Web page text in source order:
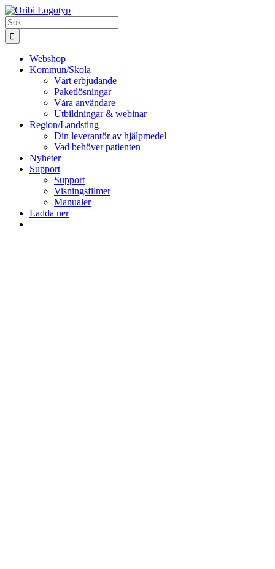
Fortsätt
till
innehållet
Sök
efter:
Webshop
Kommun/Skola
Vårt erbjudande
Paketlösningar
Våra användare
Utbildningar & webinar
Region/Landsting
Din leverantör av hjälpmedel
Vad behöver patienten
Nyheter
Support
Support
Visningsfilmer
Manualer
Ladda ner